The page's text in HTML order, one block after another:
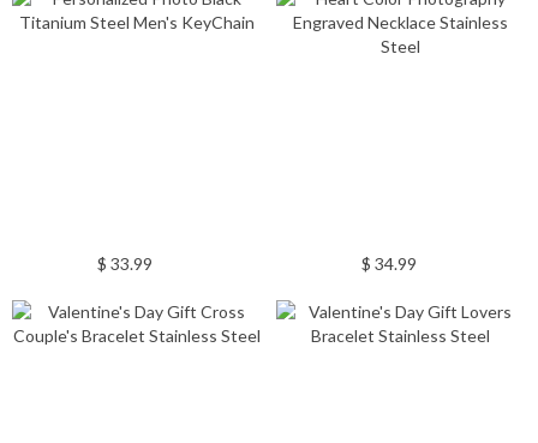
$ 33.99 $ 34.99